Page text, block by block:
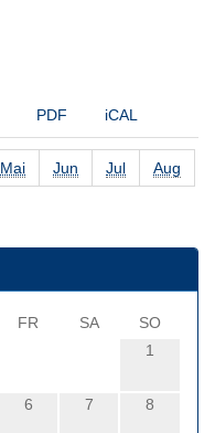
PDF iCAL
Mai Jun Jul Aug
FR SA
SO
1
6 7 8